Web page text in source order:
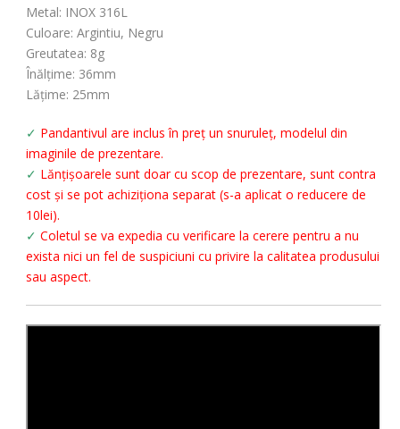
Metal: INOX 316L
Culoare: Argintiu, Negru
Greutatea: 8g
Înălțime: 36mm
Lățime: 25mm
✓ Pandantivul are inclus în preț un snuruleț, modelul din
imaginile de prezentare.
✓ Lănțișoarele sunt doar cu scop de prezentare, sunt contra
cost și se pot achiziționa separat (s-a aplicat o reducere de
10lei).
✓ Coletul se va expedia cu verificare la cerere pentru a nu
exista nici un fel de suspiciuni cu privire la calitatea produsului
sau aspect.